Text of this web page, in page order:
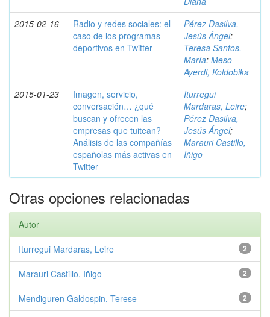
2015-02-16
Radio y redes sociales: el
caso de los programas
deportivos en Twitter
Pérez Dasilva,
Jesús Ángel;
Teresa Santos,
María; Meso
Ayerdi, Koldobika
2015-01-23
Imagen, servicio,
conversación… ¿qué
buscan y ofrecen las
empresas que tuitean?
Análisis de las compañías
españolas más activas en
Twitter
Iturregui
Mardaras, Leire;
Pérez Dasilva,
Jesús Ángel;
Marauri Castillo,
Iñigo
Otras opciones relacionadas
Autor
2
Iturregui Mardaras, Leire
2
Marauri Castillo, Iñigo
2
Mendiguren Galdospin, Terese